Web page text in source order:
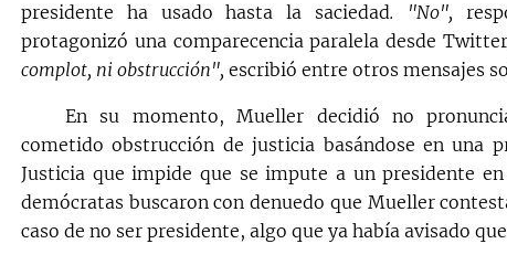
presidente ha usado hasta la saciedad. "No",
protagonizó una comparecencia paralela desde
complot, ni obstrucción", escribió entre otros mensajes
En su momento, Mueller decidió no
cometido obstrucción de justicia basándose en una
Justicia que impide que se impute a un presidente
demócratas buscaron con denuedo que Mueller
caso de no ser presidente, algo que ya había avisado